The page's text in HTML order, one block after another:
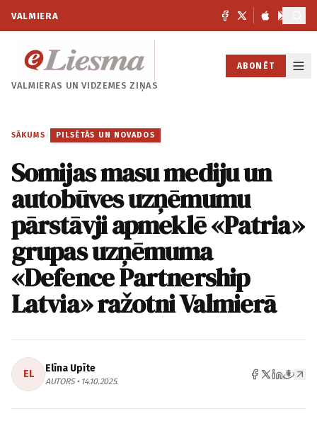
VALMIERA
VALMIERAS UNVIDZEMES ZIŅAS
ABONĒT
SĀKUMS / PILSĒTĀS UN NOVADOS
Somijas masu mediju un
autobūves uzņēmumu
pārstāvji apmeklē «Patria»
grupas uzņēmuma
«Defence Partnership
Latvia» ražotni Valmierā
EL Elīna Upīte
AUTORS • 14.10.2025.